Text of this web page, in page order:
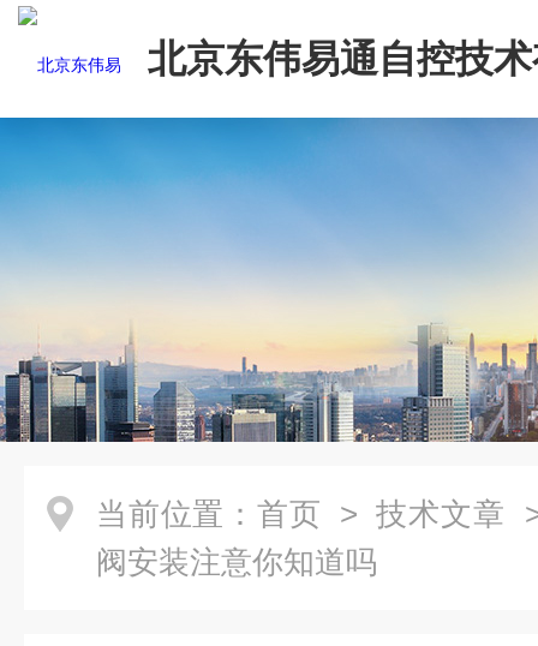
北京东伟易通自控技
司
当前位置： 首页 > 技术文章
阀安装注意你知道吗